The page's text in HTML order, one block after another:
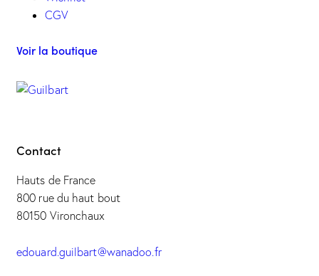
CGV
Voir la boutique
Contact
Hauts de France
800 rue du haut bout
80150 Vironchaux
edouard.guilbart@wanadoo.fr